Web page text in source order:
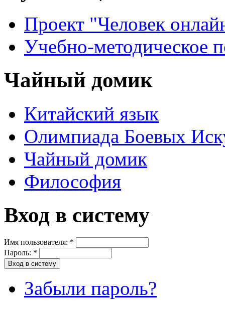
Проект "Человек
Учебно-методическое
Чайный домик
Китайский язык
Олимпиада Боевых
Чайный домик
Философия
Вход в систему
Имя пользователя: *
Пароль: *
Забыли пароль?